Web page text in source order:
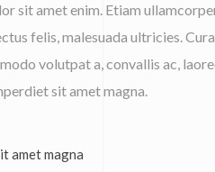
sit amet enim. Etiam
felis, malesuada ultricies.
volutpat a, convallis ac,
sit amet magna.
amet magna